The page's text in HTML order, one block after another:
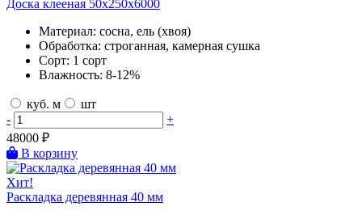
Доска клееная 50х250х6000
Материал: сосна, ель (хвоя)
Обработка: строганная, камерная сушка
Сорт: 1 сорт
Влажность: 8-12%
куб. м
шт
-
+
48000 ₽
В корзину
Хит!
Раскладка деревянная 40 мм